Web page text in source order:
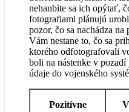
nehanbite sa ich opýtať,
fotografiami plánujú
pozor, čo sa nachádza
Vám nestane to, čo sa
ktorého odfotografovali
boli na nástenke v
údaje do vojenského
Pozitívne